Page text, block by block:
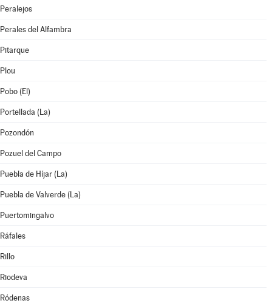
Peralejos
Perales del Alfambra
Pitarque
Plou
Pobo (El)
Portellada (La)
Pozondón
Pozuel del Campo
Puebla de Híjar (La)
Puebla de Valverde (La)
Puertomingalvo
Ráfales
Rillo
Riodeva
Ródenas